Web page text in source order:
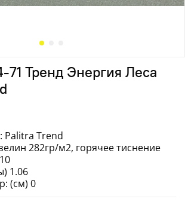
71 Тренд Энергия Леса
Palitra Trend
282гр/м2, горячее тиснение
1.06
(см) 0